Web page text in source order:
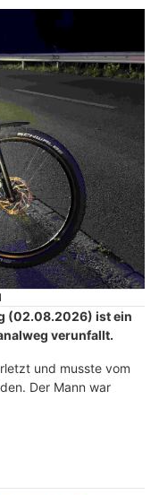
(02.08.2026) ist ein
verunfallt.
und musste vom
Der Mann war